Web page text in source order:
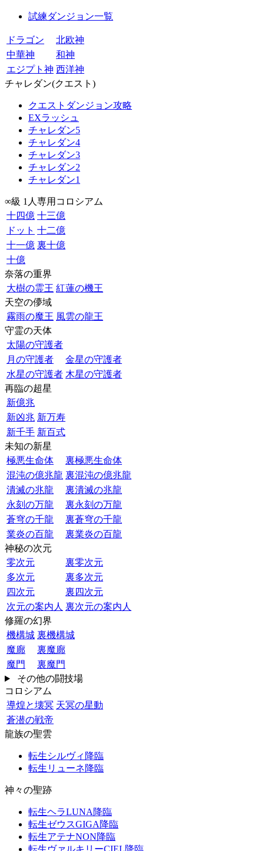
試練ダンジョン一覧
ドラゴン
北欧神
中華神
和神
エジプト神 西洋神
チャレダン(クエスト)
クエストダンジョン攻略
EXラッシュ
チャレダン5
チャレダン4
チャレダン3
チャレダン2
チャレダン1
∞級 1人専用コロシアム
十四億 十三億
ドット 十二億
十一億 裏十億
十億
奈落の重界
大樹の霊王 紅蓮の機王
天空の儚域
霧雨の魔王 風雲の龍王
守霊の天体
太陽の守護者
月の守護者
金星の守護者
水星の守護者 木星の守護者
再臨の超星
新億兆
新凶兆 新万寿
新千手 新百式
未知の新星
極悪生命体
裏極悪生命体
混沌の億兆龍 裏混沌の億兆龍
潰滅の兆龍
裏潰滅の兆龍
永刻の万龍
裏永刻の万龍
蒼穹の千龍
裏蒼穹の千龍
業炎の百龍
裏業炎の百龍
神秘の次元
零次元
裏零次元
多次元
裏多次元
四次元
裏四次元
次元の案内人 裏次元の案内人
修羅の幻界
機構城 裏機構城
魔廊
裏魔廊
魔門
裏魔門
その他の闘技場
コロシアム
導煌と壊冥 天冥の星動
蒼潜の戦帝
龍族の聖雲
転生シルヴィ降臨
転生リューネ降臨
神々の聖跡
転生ヘラLUNA降臨
転生ゼウスGIGA降臨
転生アテナNON降臨
転生ヴァルキリーCIEL降臨